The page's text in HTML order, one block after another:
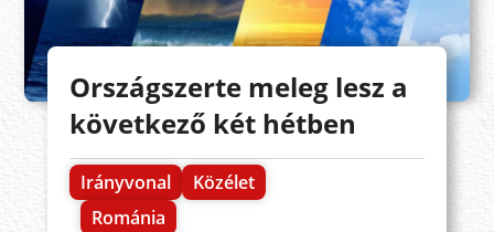
Országszerte meleg lesz a
következő két hétben
Irányvonal
Közélet
Románia